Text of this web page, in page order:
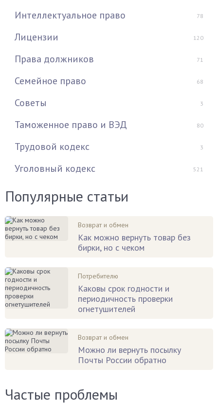
Интеллектуальное право 78
Лицензии 120
Права должников 71
Семейное право 68
Советы 3
Таможенное право и ВЭД 80
Трудовой кодекс 3
Уголовный кодекс 521
Популярные статьи
Возврат и обмен
Как можно вернуть товар без
бирки, но с чеком
Потребителю
Каковы срок годности и
периодичность проверки
огнетушителей
Возврат и обмен
Можно ли вернуть посылку
Почты России обратно
Частые проблемы